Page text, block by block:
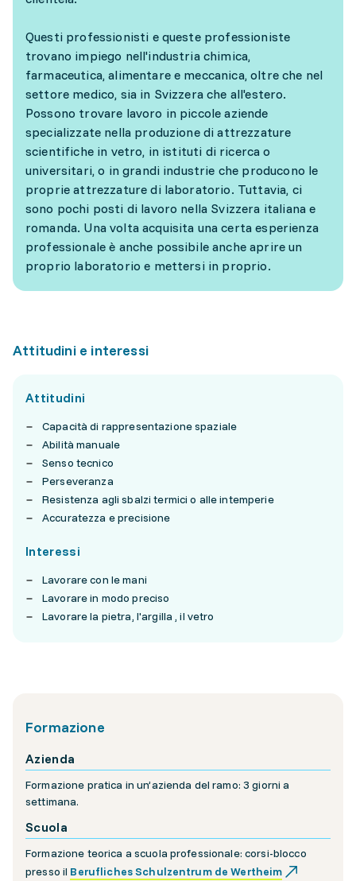
Questi professionisti e queste professioniste
trovano impiego nell'industria chimica,
farmaceutica, alimentare e meccanica, oltre che nel
settore medico, sia in Svizzera che all'estero.
Possono trovare lavoro in piccole aziende
specializzate nella produzione di attrezzature
scientifiche in vetro, in istituti di ricerca o
universitari, o in grandi industrie che producono le
proprie attrezzature di laboratorio. Tuttavia, ci
sono pochi posti di lavoro nella Svizzera italiana e
romanda. Una volta acquisita una certa esperienza
professionale è anche possibile anche aprire un
proprio laboratorio e mettersi in proprio.
Attitudini e interessi
Attitudini
Capacità di rappresentazione spaziale
Abilità manuale
Senso tecnico
Perseveranza
Resistenza agli sbalzi termici o alle intemperie
Accuratezza e precisione
Interessi
Lavorare con le mani
Lavorare in modo preciso
Lavorare la pietra, l'argilla , il vetro
Formazione
Azienda
Formazione pratica in un’azienda del ramo: 3 giorni a
settimana.
Scuola
Formazione teorica a scuola professionale: corsi-blocco
presso il Berufliches Schulzentrum de Wertheim